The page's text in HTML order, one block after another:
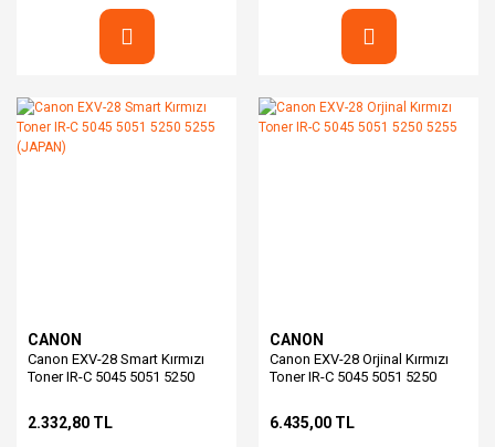
CANON
Canon EXV-28 Smart Kırmızı
Toner IR-C 5045 5051 5250
2.332,80 TL
CANON
Canon EXV-28 Orjinal Kırmızı
Toner IR-C 5045 5051 5250
6.435,00 TL